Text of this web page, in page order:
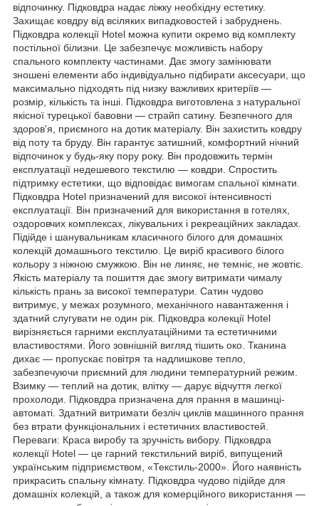
відпочинку. Підковдра надає ліжку необхідну естетику.
Захищає ковдру від всіляких випадковостей і забруднень.
Підковдра колекції Hotel можна купити окремо від комплекту
постільної білизни. Це забезпечує можливість набору
спального комплекту частинами. Дає змогу замінювати
зношені елементи або індивідуально підбирати аксесуари, що
максимально підходять під низку важливих критеріїв —
розмір, кількість та інші. Підковдра виготовлена з натуральної
якісної турецької бавовни — страйп сатину. Безпечного для
здоров'я, приємного на дотик матеріалу. Він захистить ковдру
від поту та бруду. Він гарантує затишний, комфортний нічний
відпочинок у будь-яку пору року. Він продовжить термін
експлуатації недешевого текстилю — ковдри. Спростить
підтримку естетики, що відповідає вимогам спальної кімнати.
Підковдра Hotel призначений для високої інтенсивності
експлуатації. Він призначений для використання в готелях,
оздоровчих комплексах, лікувальних і рекреаційних закладах.
Підійде і шанувальникам класичного білого для домашніх
колекцій домашнього текстилю. Це виріб красивого білого
кольору з ніжною смужкою. Він не линяє, не темніє, не жовтіє.
Якість матеріалу та пошиття дає змогу витримати чималу
кількість прань за високої температури. Сатин чудово
витримує, у межах розумного, механічного навантаження і
здатний слугувати не один рік. Підковдра колекції Hotel
вирізняється гарними експлуатаційними та естетичними
властивостями. Його зовнішній вигляд тішить око. Тканина
дихає — пропускає повітря та надлишкове тепло,
забезпечуючи приємний для людини температурний режим.
Взимку — теплий на дотик, влітку — дарує відчуття легкої
прохолоди. Підковдра призначена для прання в машинці-
автоматі. Здатний витримати безліч циклів машинного прання
без втрати функціональних і естетичних властивостей.
Переваги: Краса виробу та зручність вибору. Підковдра
колекції Hotel — це гарний текстильний виріб, випущений
українським підприємством, «Текстиль-2000». Його наявність
прикрасить спальну кімнату. Підковдра чудово підійде для
домашніх колекцій, а також для комерційного використання —